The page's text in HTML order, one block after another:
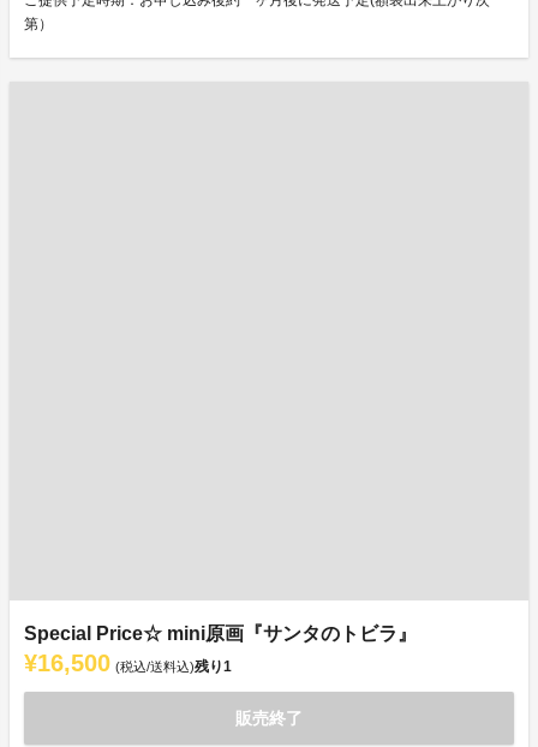
第）
Special Price☆ mini原画『サンタのトビラ』
¥16,500 (税込/送料込)残り1
販売終了